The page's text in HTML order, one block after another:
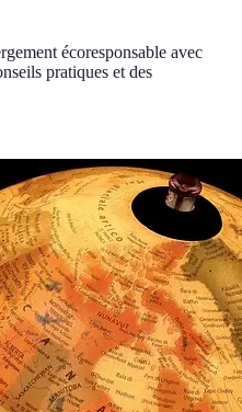
écoresponsable avec
pratiques et des